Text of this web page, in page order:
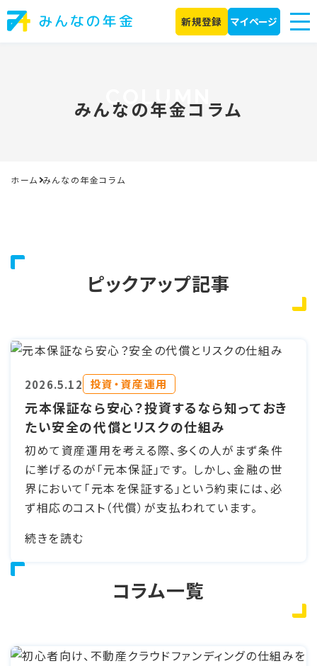
新規登録 マイページ
みんなの年金コラム
ホーム みんなの年金コラム
ピックアップ記事
2026.5.12 投資・資産運用
元本保証なら安心？投資するなら知っておき
たい安全の代償とリスクの仕組み
初めて資産運用を考える際、多くの人がまず条件
に挙げるのが「元本保証」です。 しかし、金融の世
界において「元本を保証する」という約束には、必
ず相応のコスト（代償）が支払われています。
続きを読む
コラム一覧